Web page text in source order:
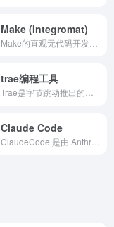
Make (Integromat)
trae编程工具
Claude Code